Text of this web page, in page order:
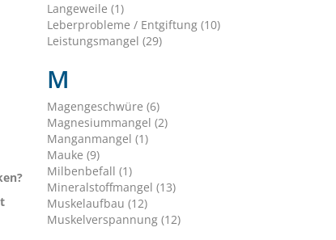
Langeweile (1)
Leberprobleme / Entgiftung (10)
Leistungsmangel (29)
M
Magengeschwüre (6)
Magnesiummangel (2)
Manganmangel (1)
Mauke (9)
Milbenbefall (1)
Mineralstoffmangel (13)
Muskelaufbau (12)
Muskelverspannung (12)